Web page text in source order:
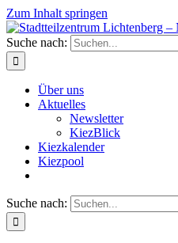
Zum Inhalt springen
Suche nach:
Über uns
Aktuelles
Newsletter
KiezBlick
Kiezkalender
Kiezpool
Suche nach: